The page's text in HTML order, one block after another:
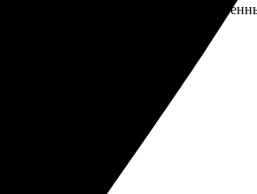
Картинки получились